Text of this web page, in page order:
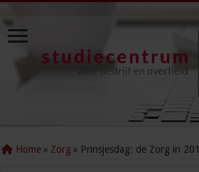
Home » Zorg » Prinsjesdag: de Zorg in